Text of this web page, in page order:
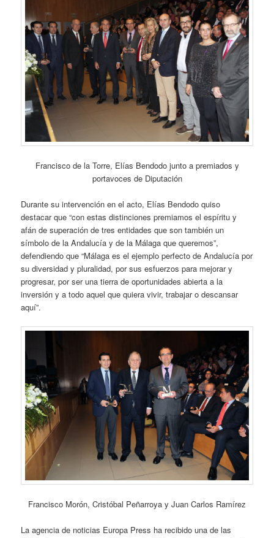
Francisco de la Torre, Elías Bendodo junto a premiados y
portavoces de Diputación
Durante su intervención en el acto, Elías Bendodo quiso
destacar que “con estas distinciones premiamos el espíritu y
afán de superación de tres entidades que son también un
símbolo de la Andalucía y de la Málaga que queremos”,
defendiendo que “Málaga es el ejemplo perfecto de Andalucía por
su diversidad y pluralidad, por sus esfuerzos para mejorar y
progresar, por ser una tierra de oportunidades abierta a la
inversión y a todo aquel que quiera vivir, trabajar o descansar
aquí”.
Francisco Morón, Cristóbal Peñarroya y Juan Carlos Ramírez
La agencia de noticias Europa Press ha recibido una de las